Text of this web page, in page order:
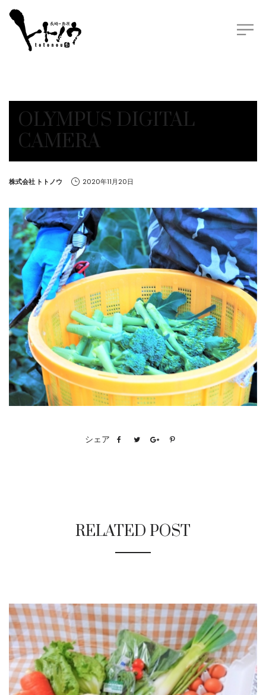
OLYMPUS DIGITAL
CAMERA
by
株式会社 トトノウ 2020年11月20日
シェア
RELATED POST